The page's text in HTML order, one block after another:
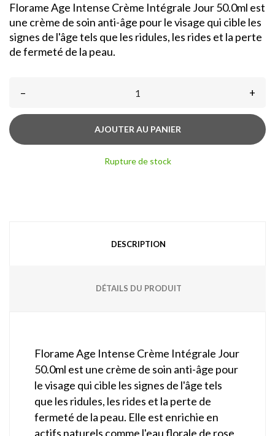
Florame Age Intense Crème Intégrale Jour 50.0ml est
une crème de soin anti-âge pour le visage qui cible les
signes de l'âge tels que les ridules, les rides et la perte
de fermeté de la peau.
– +
AJOUTER AU PANIER
Rupture de stock
DESCRIPTION
DÉTAILS DU PRODUIT
Florame Age Intense Crème Intégrale Jour
50.0ml est une crème de soin anti-âge pour
le visage qui cible les signes de l'âge tels
que les ridules, les rides et la perte de
fermeté de la peau. Elle est enrichie en
actifs naturels comme l'eau florale de rose